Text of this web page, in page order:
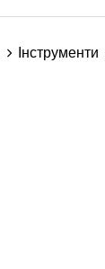
Інструменти